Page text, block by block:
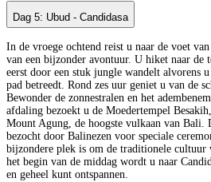
Dag 5: Ubud - Candidasa
In de vroege ochtend reist u naar de voet
van een bijzonder avontuur. U hiket naar de
eerst door een stuk jungle wandelt alvorens
pad betreedt. Rond zes uur geniet u van de
Bewonder de zonnestralen en het
afdaling bezoekt u de Moedertempel
Mount Agung, de hoogste vulkaan van Bali.
bezocht door Balinezen voor speciale
bijzondere plek is om de traditionele cultuur
het begin van de middag wordt u naar
en geheel kunt ontspannen.